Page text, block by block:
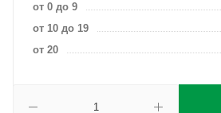
от 0 до 9
от 10 до 19
от 20